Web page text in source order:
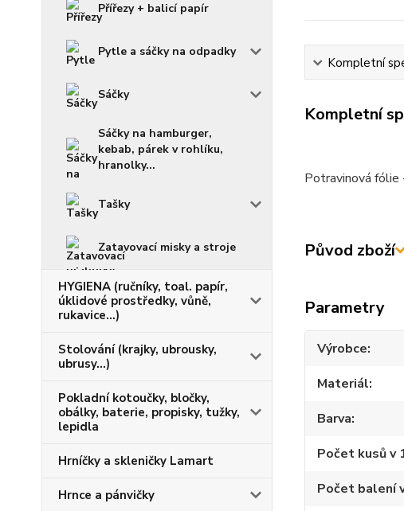
Přířezy + balicí papír
Pytle a sáčky na odpadky
Sáčky
Sáčky na hamburger,
kebab, párek v rohlíku,
hranolky...
Tašky
Zatavovací misky a stroje
HYGIENA (ručníky, toal. papír,
úklidové prostředky, vůně,
rukavice...)
Stolování (krajky, ubrousky,
ubrusy...)
Pokladní kotoučky, bločky,
obálky, baterie, propisky, tužky,
lepidla
Hrníčky a skleničky Lamart
Hrnce a pánvičky
Kompletní
Kompletní
Potravinová
Původ zboží
Parametry
Výrobce
Materiál
Barva
Počet kusů v
Počet balení